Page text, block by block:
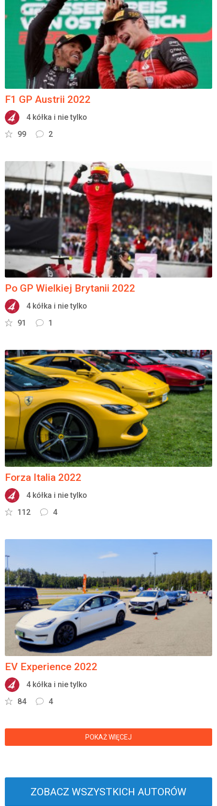
F1 GP Austrii 2022
4 kółka i nie tylko
99
2
Po GP Wielkiej Brytanii 2022
4 kółka i nie tylko
91
1
Forza Italia 2022
4 kółka i nie tylko
112
4
EV Experience 2022
4 kółka i nie tylko
84
4
POKAŻ WIĘCEJ
ZOBACZ WSZYSTKICH AUTORÓW